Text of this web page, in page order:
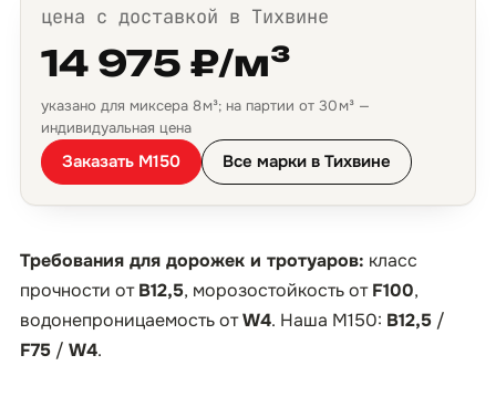
цена с доставкой в Тихвине
14 975 ₽/м³
указано для миксера 8 м³; на партии от 30 м³ —
индивидуальная цена
Заказать М150 Все марки в Тихвине
Требования для дорожек и тротуаров: класс
прочности отB12,5, морозостойкость отF100,
водонепроницаемость отW4. Наша М150: B12,5 /
F75 / W4.